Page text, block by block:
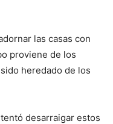
las casas con
proviene de los
heredado de los
desarraigar estos